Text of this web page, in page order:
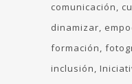
comunicación
dinamizar
formación
inclusión